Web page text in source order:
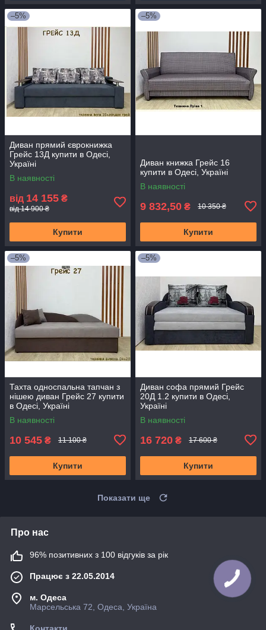
–5%
Диван прямий єврокнижка
Грейс 13Д купити в Одесі,
Україні
В наявності
від 14 155 ₴
від 14 900 ₴
Купити
–5%
Диван книжка Грейс 16
купити в Одесі, Україні
В наявності
9 832,50 ₴ 10 350 ₴
Купити
–5%
Тахта односпальна тапчан з
нішею диван Грейс 27 купити
в Одесі, Україні
В наявності
10 545 ₴ 11 100 ₴
Купити
–5%
Диван софа прямий Грейс
20Д 1.2 купити в Одесі,
Україні
В наявності
16 720 ₴ 17 600 ₴
Купити
Показати ще
Про нас
96% позитивних з 100 відгуків за рік
Працює з 22.05.2014
м. Одеса
Марсельська 72, Одеса, Україна
Контакти